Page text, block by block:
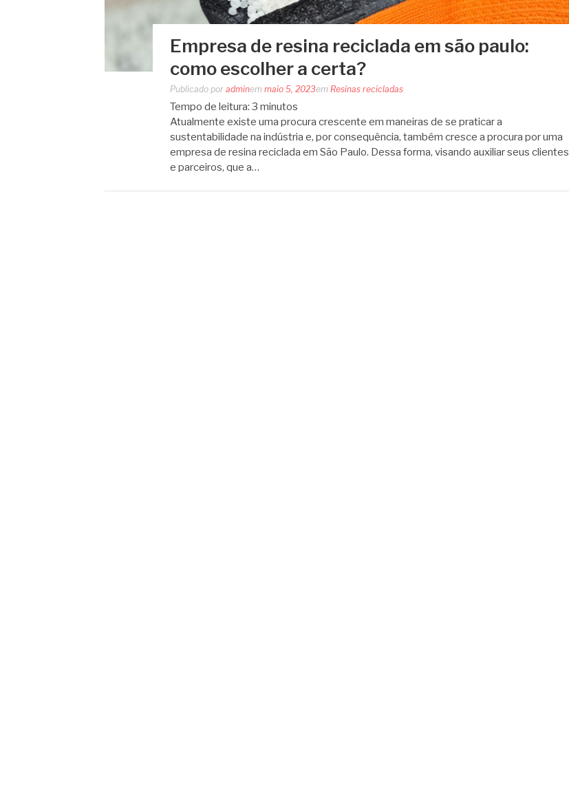
Empresa de resina reciclada em são paulo:
como escolher a certa?
Publicado por adminem maio 5, 2023em Resinas recicladas
Tempo de leitura: 3 minutos
Atualmente existe uma procura crescente em maneiras de se praticar a
sustentabilidade na indústria e, por consequência, também cresce a procura por uma
empresa de resina reciclada em São Paulo. Dessa forma, visando auxiliar seus clientes
e parceiros, que a…